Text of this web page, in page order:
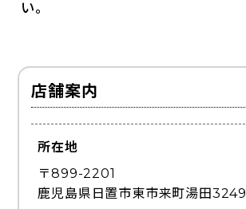
い。
店舗案内
所在地
〒899-2201
鹿児島県日置市東市来町湯田3249